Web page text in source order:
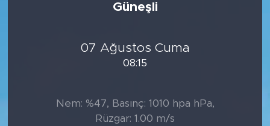
Güneşli
07 Ağustos Cuma
08:15
Nem: %47, Basınç: 1010 hpa hPa,
Rüzgar: 1.00 m/s
Hava Durumu